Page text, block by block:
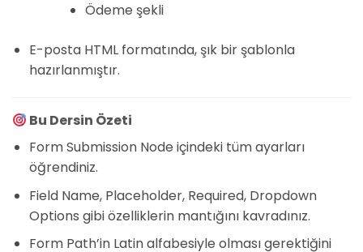
Ödeme şekli
E-posta HTML formatında, şık bir şablonla
hazırlanmıştır.
Bu Dersin Özeti
Form Submission Node içindeki tüm ayarları
öğrendiniz.
Field Name, Placeholder, Required, Dropdown
Options gibi özelliklerin mantığını kavradınız.
Form Path’in Latin alfabesiyle olması gerektiğini